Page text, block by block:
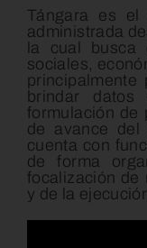
Tángara es el
administrada
la cual busca
sociales,
brindar datos
formulación de
de avance del
cuenta con
de forma
focalización de
y de la